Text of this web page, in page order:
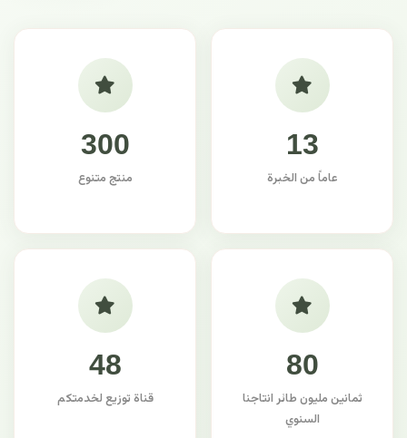
13
عاماً من الخبرة
300
منتج متنوع
80
ثمانين مليون طائر انتاجنا
السنوي
48
قناة توزيع لخدمتكم